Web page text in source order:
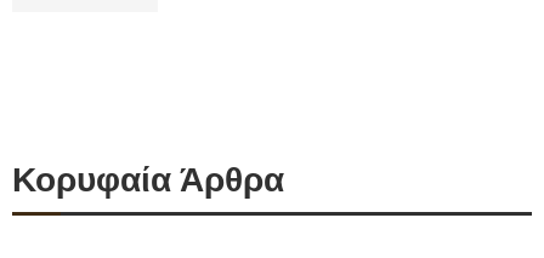
Κορυφαία Άρθρα